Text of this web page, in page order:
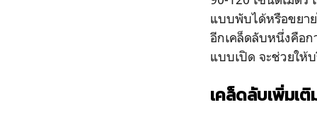
แบบพับได้หรือขยา
อีกเคล็ดลับหนึ่งคือก
แบบเปิด จะช่วยให้
เคล็ดลับเพิ่มเ